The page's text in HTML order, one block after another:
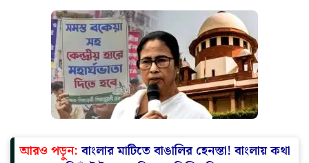
আরও পড়ুন:বাংলার মাটিতে বাঙালির হেনস্তা! বাংলায় কথা